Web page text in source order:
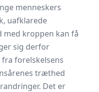
menneskers
uafklarede
kroppen kan få
sig derfor
forelskelsens
træthed
Det er